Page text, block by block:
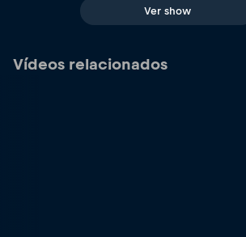
Ver show
Vídeos relacionados